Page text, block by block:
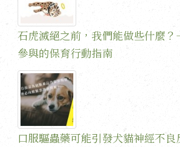
石虎滅絕之前，我們能做些什麼
參與的保育行動指南
口服驅蟲藥可能引發犬貓神經不良